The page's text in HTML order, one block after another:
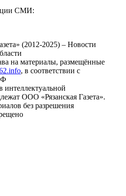
СМИ:
(2012-2025) – Новости
на материалы, размещённые
, в соответствии с
интеллектуальной
ООО «Рязанская Газета».
без разрешения